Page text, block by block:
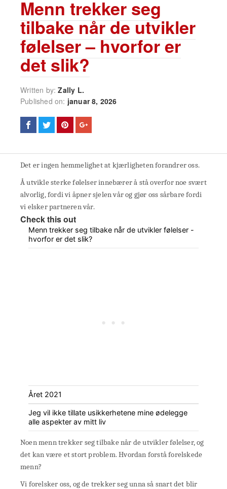
Menn trekker seg
tilbake når de utvikler
følelser – hvorfor er
det slik?
Written by:Zally L.
Published on: januar 8, 2026
Det er ingen hemmelighet at kjærligheten forandrer oss.
Å utvikle sterke følelser innebærer å stå overfor noe svært
alvorlig, fordi vi åpner sjelen vår og gjør oss sårbare fordi
vi elsker partneren vår.
Check this out
Menn trekker seg tilbake når de utvikler følelser -
hvorfor er det slik?
Året 2021
Jeg vil ikke tillate usikkerhetene mine ødelegge
alle aspekter av mitt liv
Noen menn trekker seg tilbake når de utvikler følelser, og
det kan være et stort problem. Hvordan forstå forelskede
menn?
Vi forelsker oss, og de trekker seg unna så snart det blir